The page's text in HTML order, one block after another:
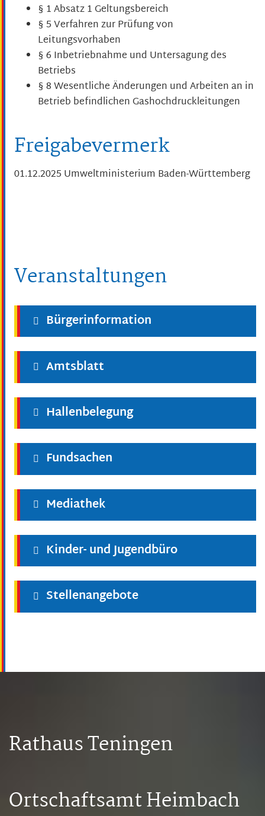
§ 1 Absatz 1 Geltungsbereich
§ 5 Verfahren zur Prüfung von
Leitungsvorhaben
§ 6 Inbetriebnahme und Untersagung des
Betriebs
§ 8 Wesentliche Änderungen und Arbeiten an in
Betrieb befindlichen Gashochdruckleitungen
Freigabevermerk
01.12.2025Umweltministerium Baden-Württemberg
Veranstaltungen
Bürgerinformation
Amtsblatt
Hallenbelegung
Fundsachen
Mediathek
Kinder- und Jugendbüro
Stellenangebote
Rathaus Teningen
Ortschaftsamt Heimbach